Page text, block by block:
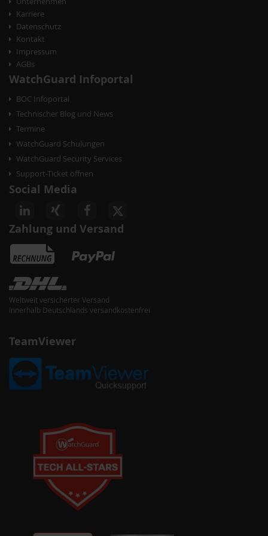
Karriere
Datenschutz
Kontakt
Impressum
AGBs
WatchGuard Infoportal
BOC Infoportal
Technischer Blog und News
Termine
WatchGuard Schulungen
WatchGuard Security Services
Support-Ticket öffnen
Social Media
Zahlung und Versand
Weltweit versicherter Versand
Innerhalb Deutschlands versandkostenfrei
TeamViewer